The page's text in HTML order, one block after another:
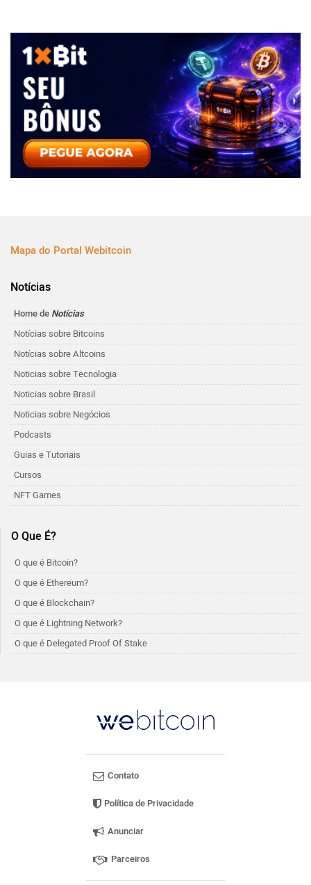
Mapa do Portal Webitcoin
Notícias
Home de Notícias
Notícias sobre Bitcoins
Notícias sobre Altcoins
Noticias sobre Tecnologia
Noticias sobre Brasil
Noticias sobre Negócios
Podcasts
Guias e Tutoriais
Cursos
NFT Games
O Que É?
O que é Bitcoin?
O que é Ethereum?
O que é Blockchain?
O que é Lightning Network?
O que é Delegated Proof Of Stake
Contato
Política de Privacidade
Anunciar
Parceiros